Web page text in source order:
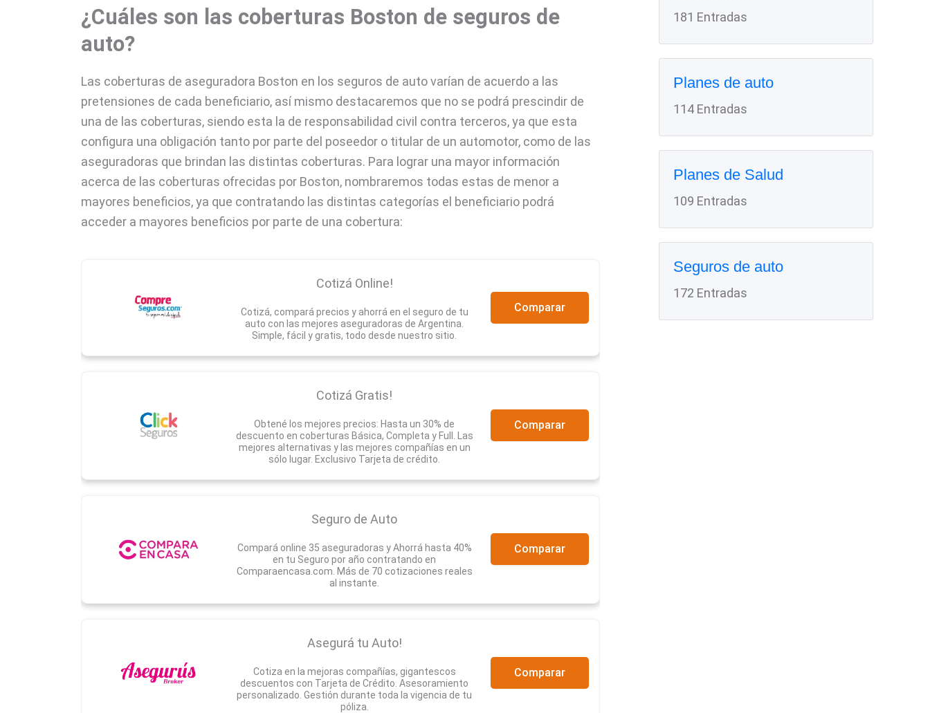
¿Cuáles son las coberturas Boston de seguros de
auto?
Las coberturas de aseguradora Boston en los seguros de auto varían de acuerdo a las
pretensiones de cada beneficiario, así mismo destacaremos que no se podrá prescindir de
una de las coberturas, siendo esta la de responsabilidad civil contra terceros, ya que esta
configura una obligación tanto por parte del poseedor o titular de un automotor, como de las
aseguradoras que brindan las distintas coberturas. Para lograr una mayor información
acerca de las coberturas ofrecidas por Boston, nombraremos todas estas de menor a
mayores beneficios, ya que contratando las distintas categorías el beneficiario podrá
acceder a mayores beneficios por parte de una cobertura:
Cotizá Online!
Cotizá, compará precios y ahorrá en el seguro de tu
auto con las mejores aseguradoras de Argentina.
Simple, fácil y gratis, todo desde nuestro sitio.
Comparar
Cotizá Gratis!
Obtené los mejores precios: Hasta un 30% de
descuento en coberturas Básica, Completa y Full. Las
mejores alternativas y las mejores compañías en un
sólo lugar. Exclusivo Tarjeta de crédito.
Comparar
Seguro de Auto
Compará online 35 aseguradoras y Ahorrá hasta 40%
en tu Seguro por año contratando en
Comparaencasa.com. Más de 70 cotizaciones reales
al instante.
Comparar
Asegurá tu Auto!
Cotiza en la mejoras compañías, gigantescos
descuentos con Tarjeta de Crédito. Asesoramiento
personalizado. Gestión durante toda la vigencia de tu
póliza.
Comparar
181 Entradas
Planes de auto
114 Entradas
Planes de Salud
109 Entradas
Seguros de auto
172 Entradas